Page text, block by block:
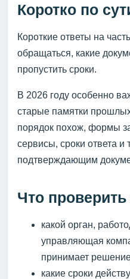
Коротко по
Короткие ответы на
обращаться, какие
пропустить сроки.
В 2026 году особенно
старые памятки
порядок похож, формы
сервисы, сроки ответа и
подтверждающим
Что проверить
какой орган,
управляющая
принимает
какие сроки